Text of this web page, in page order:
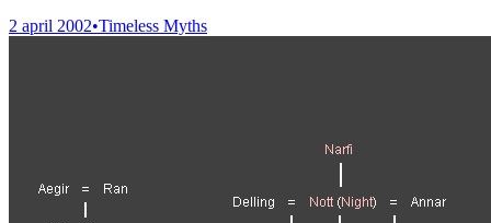
2 april 2002•Timeless Myths